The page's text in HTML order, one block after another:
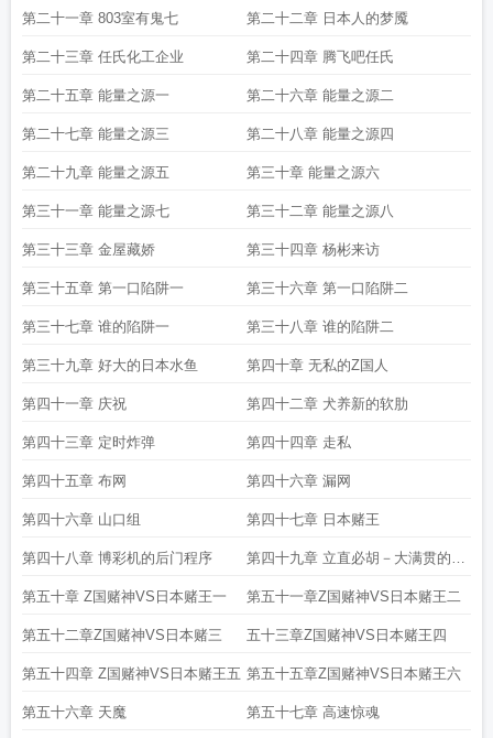
第二十一章 803室有鬼七 第二十二章 日本人的梦魇
第二十三章 任氏化工企业 第二十四章 腾飞吧任氏
第二十五章 能量之源一 第二十六章 能量之源二
第二十七章 能量之源三 第二十八章 能量之源四
第二十九章 能量之源五 第三十章 能量之源六
第三十一章 能量之源七 第三十二章 能量之源八
第三十三章 金屋藏娇 第三十四章 杨彬来访
第三十五章 第一口陷阱一 第三十六章 第一口陷阱二
第三十七章 谁的陷阱一 第三十八章 谁的陷阱二
第三十九章 好大的日本水鱼 第四十章 无私的Z国人
第四十一章 庆祝 第四十二章 犬养新的软肋
第四十三章 定时炸弹 第四十四章 走私
第四十五章 布网 第四十六章 漏网
第四十六章 山口组 第四十七章 日本赌王
第四十八章 博彩机的后门程序 第四十九章 立直必胡－大满贯的秘
密
第五十章 Z国赌神VS日本赌王一 第五十一章Z国赌神VS日本赌王二
第五十二章Z国赌神VS日本赌三 五十三章Z国赌神VS日本赌王四
第五十四章 Z国赌神VS日本赌王五 第五十五章Z国赌神VS日本赌王六
第五十六章 天魔 第五十七章 高速惊魂